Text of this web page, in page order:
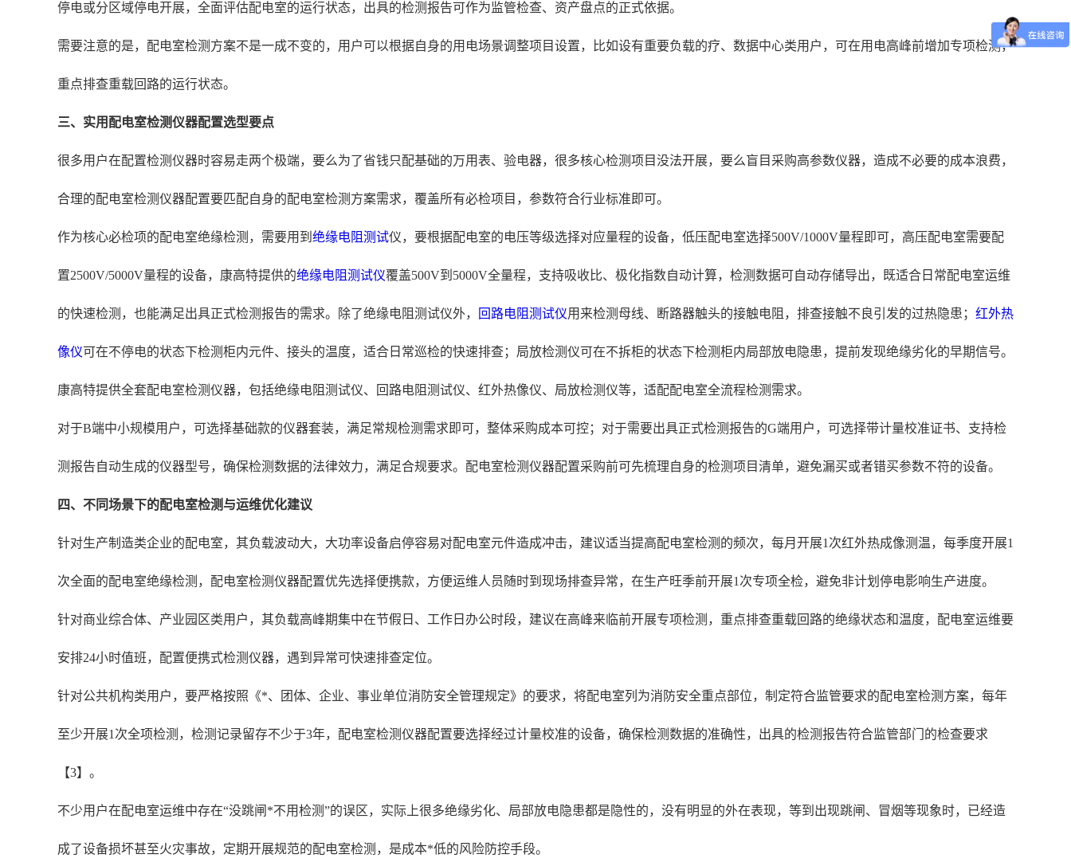
停电或分区域停电开展，全面评估配电室的运行状态，出具的检测报告可作为监管检查、资产盘点的正式依据。
需要注意的是，配电室检测方案不是一成不变的，用户可以根据自身的用电场景调整项目设置，比如设有重要负载的疗、数据中心类用户，可在用电高峰前增加专项检测，
重点排查重载回路的运行状态。
三、实用配电室检测仪器配置选型要点
很多用户在配置检测仪器时容易走两个极端，要么为了省钱只配基础的万用表、验电器，很多核心检测项目没法开展，要么盲目采购高参数仪器，造成不必要的成本浪费，
合理的配电室检测仪器配置要匹配自身的配电室检测方案需求，覆盖所有必检项目，参数符合行业标准即可。
作为核心必检项的配电室绝缘检测，需要用到 绝缘电阻测试仪，要根据配电室的电压等级选择对应量程的设备，低压配电室选择500V/1000V量程即可，高压配电室需要配
置2500V/5000V量程的设备，康高特提供的绝缘电阻测试仪覆盖500V到5000V全量程，支持吸收比、极化指数自动计算，检测数据可自动存储导出，既适合日常配电室运维
的快速检测，也能满足出具正式检测报告的需求。除了绝缘电阻测试仪外， 回路电阻测试仪用来检测母线、断路器触头的接触电阻，排查接触不良引发的过热隐患； 红外热
像仪可在不停电的状态下检测柜内元件、接头的温度，适合日常巡检的快速排查；局放检测仪可在不拆柜的状态下检测柜内局部放电隐患，提前发现绝缘劣化的早期信号。
康高特提供全套配电室检测仪器，包括绝缘电阻测试仪、回路电阻测试仪、红外热像仪、局放检测仪等，适配配电室全流程检测需求。
对于B端中小规模用户，可选择基础款的仪器套装，满足常规检测需求即可，整体采购成本可控；对于需要出具正式检测报告的G端用户，可选择带计量校准证书、支持检
测报告自动生成的仪器型号，确保检测数据的法律效力，满足合规要求。配电室检测仪器配置采购前可先梳理自身的检测项目清单，避免漏买或者错买参数不符的设备。
四、不同场景下的配电室检测与运维优化建议
针对生产制造类企业的配电室，其负载波动大，大功率设备启停容易对配电室元件造成冲击，建议适当提高配电室检测的频次，每月开展1次红外热成像测温，每季度开展1
次全面的配电室绝缘检测，配电室检测仪器配置优先选择便携款，方便运维人员随时到现场排查异常，在生产旺季前开展1次专项全检，避免非计划停电影响生产进度。
针对商业综合体、产业园区类用户，其负载高峰期集中在节假日、工作日办公时段，建议在高峰来临前开展专项检测，重点排查重载回路的绝缘状态和温度，配电室运维要
安排24小时值班，配置便携式检测仪器，遇到异常可快速排查定位。
针对公共机构类用户，要严格按照《*、团体、企业、事业单位消防安全管理规定》的要求，将配电室列为消防安全重点部位，制定符合监管要求的配电室检测方案，每年
至少开展1次全项检测，检测记录留存不少于3年，配电室检测仪器配置要选择经过计量校准的设备，确保检测数据的准确性，出具的检测报告符合监管部门的检查要求
【3】。
不少用户在配电室运维中存在“没跳闸*不用检测”的误区，实际上很多绝缘劣化、局部放电隐患都是隐性的，没有明显的外在表现，等到出现跳闸、冒烟等现象时，已经造
成了设备损坏甚至火灾事故，定期开展规范的配电室检测，是成本*低的风险防控手段。